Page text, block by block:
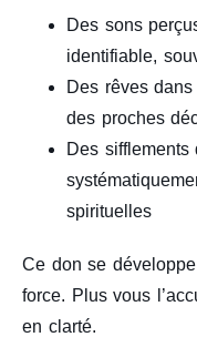
Des sons
identifiable,
Des rêves
des proches
Des sifflements
spirituelles
Ce don se
force. Plus vous
en clarté.